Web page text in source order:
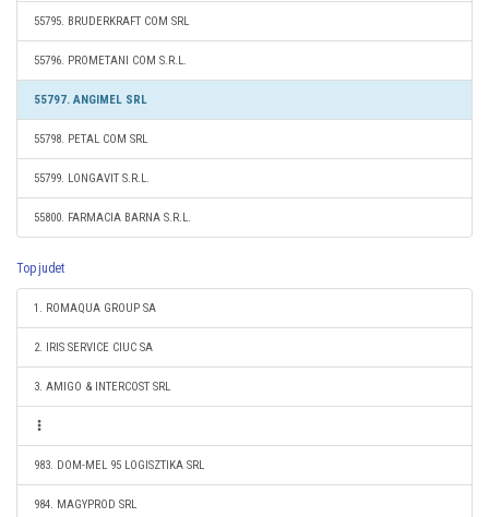
55795. BRUDERKRAFT COM SRL
55796. PROMETANI COM S.R.L.
55797. ANGIMEL SRL
55798. PETAL COM SRL
55799. LONGAVIT S.R.L.
55800. FARMACIA BARNA S.R.L.
Top judet
1. ROMAQUA GROUP SA
2. IRIS SERVICE CIUC SA
3. AMIGO & INTERCOST SRL
983. DOM-MEL 95 LOGISZTIKA SRL
984. MAGYPROD SRL